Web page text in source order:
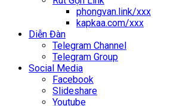
phongvan.link/xxx
kapkaa.com/xxx
Diễn Đàn
Telegram Channel
Telegram Group
Social Media
Facebook
Slideshare
Youtube